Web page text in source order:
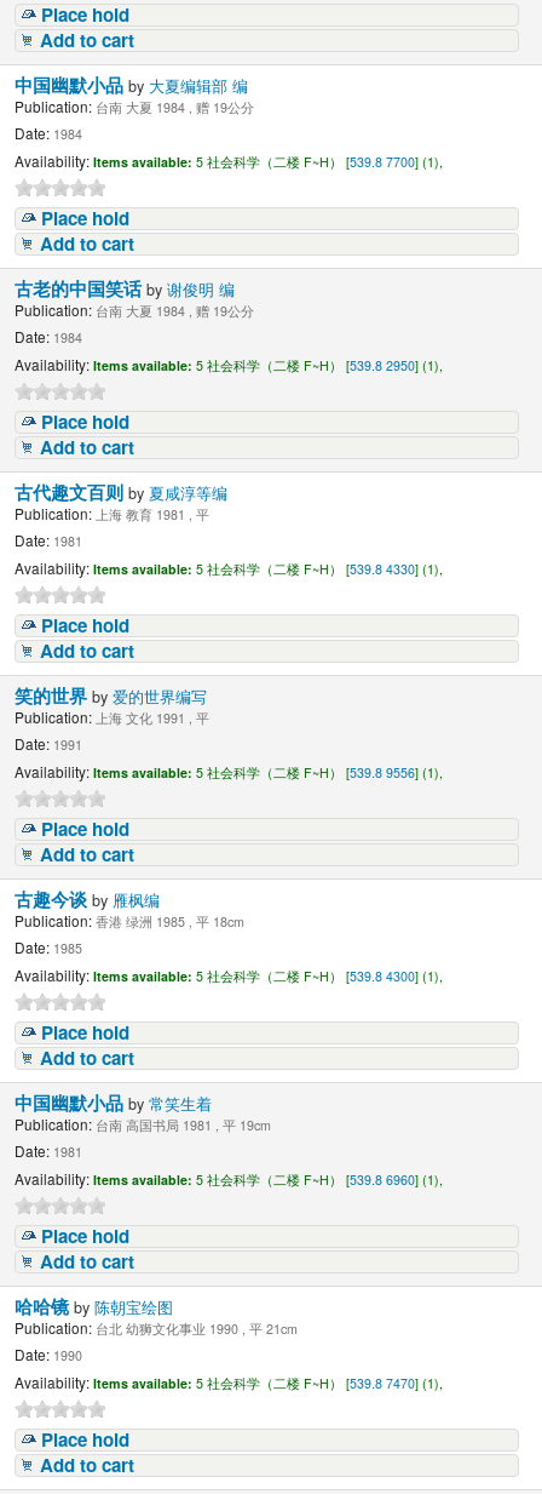
Place hold
Add to cart
中国幽默小品by 大夏编辑部 编
Publication: 台南 大夏 1984 , 赠 19公分
Date: 1984
Availability: Items available: 5 社会科学（二楼 F~H） [539.8 7700] (1),
Place hold
Add to cart
古老的中国笑话by谢俊明 编
Publication: 台南 大夏 1984 , 赠 19公分
Date: 1984
Availability: Items available: 5 社会科学（二楼 F~H） [539.8 2950] (1),
Place hold
Add to cart
古代趣文百则by 夏咸淳等编
Publication: 上海 教育 1981 , 平
Date: 1981
Availability: Items available: 5 社会科学（二楼 F~H） [539.8 4330] (1),
Place hold
Add to cart
笑的世界by爱的世界编写
Publication: 上海 文化 1991 , 平
Date: 1991
Availability: Items available: 5 社会科学（二楼 F~H） [539.8 9556] (1),
Place hold
Add to cart
古趣今谈by 雁枫编
Publication: 香港 绿洲 1985 , 平 18cm
Date: 1985
Availability: Items available: 5 社会科学（二楼 F~H） [539.8 4300] (1),
Place hold
Add to cart
中国幽默小品by常笑生着
Publication: 台南 高国书局 1981 , 平 19cm
Date: 1981
Availability: Items available: 5 社会科学（二楼 F~H） [539.8 6960] (1),
Place hold
Add to cart
哈哈镜by陈朝宝绘图
Publication: 台北 幼狮文化事业 1990 , 平 21cm
Date: 1990
Availability: Items available: 5 社会科学（二楼 F~H） [539.8 7470] (1),
Place hold
Add to cart